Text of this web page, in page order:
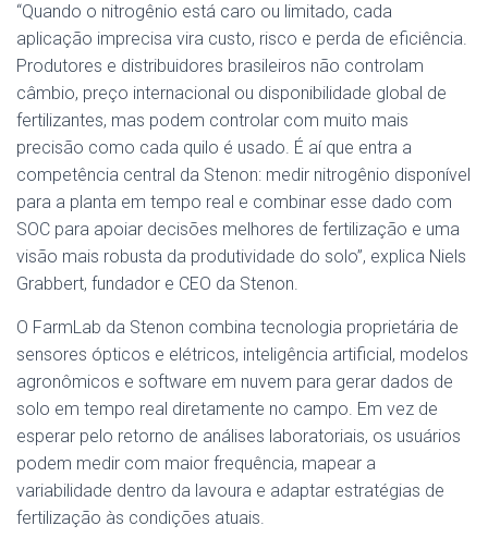
“Quando o nitrogênio está caro ou limitado, cada
aplicação imprecisa vira custo, risco e perda de eficiência.
Produtores e distribuidores brasileiros não controlam
câmbio, preço internacional ou disponibilidade global de
fertilizantes, mas podem controlar com muito mais
precisão como cada quilo é usado. É aí que entra a
competência central da Stenon: medir nitrogênio disponível
para a planta em tempo real e combinar esse dado com
SOC para apoiar decisões melhores de fertilização e uma
visão mais robusta da produtividade do solo”, explica Niels
Grabbert, fundador e CEO da Stenon.
O FarmLab da Stenon combina tecnologia proprietária de
sensores ópticos e elétricos, inteligência artificial, modelos
agronômicos e software em nuvem para gerar dados de
solo em tempo real diretamente no campo. Em vez de
esperar pelo retorno de análises laboratoriais, os usuários
podem medir com maior frequência, mapear a
variabilidade dentro da lavoura e adaptar estratégias de
fertilização às condições atuais.